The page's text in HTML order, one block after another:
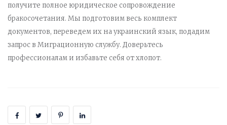
получите полное юридическое сопровождение
бракосочетания. Мы подготовим весь комплект
документов, переведем их на украинский язык, подадим
запрос в Миграционную службу. Доверьтесь
профессионалам и избавьте себя от хлопот.